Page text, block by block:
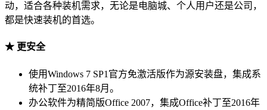
动，适合各种装机需求，无论是电脑城、个人用户还是公司，
都是快速装机的首选。
★ 更安全
使用Windows 7 SP1官方免激活版作为源安装盘，集成系
统补丁至2016年8月。
办公软件为精简版Office 2007，集成Office补丁至2016年